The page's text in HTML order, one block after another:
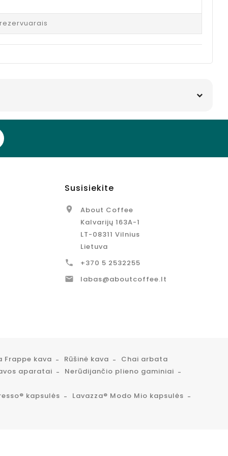
Susisiekite

About Coffee
Kalvarijų 163A-1
LT-08311 Vilnius
Lietuva
 +370 5 2532255
 labas@aboutcoffee.lt
Frappe kava Rūšinė kava
Chai arbata
aparatai
Nerūdijančio plieno gaminiai
kapsulės Lavazza® Modo Mio kapsulės